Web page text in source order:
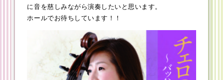
に音を慈しみながら演奏したいと思います。
ホールでお待ちしています！！